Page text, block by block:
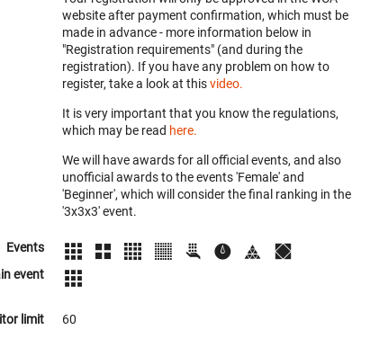
website after payment confirmation, which must be
made in advance - more information below in
"Registration requirements" (and during the
registration). If you have any problem on how to
register, take a look at thisvideo.
It is very important that you know the regulations,
which may be read here.
We will have awards for all official events, and also
unofficial awards to the events 'Female' and
'Beginner', which will consider the final ranking in the
'3x3x3' event.
Events
event
limit 60